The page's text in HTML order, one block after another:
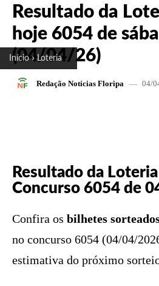
Início Loteria
Resultado da
hoje 6054 de
(04/04/26)
Redação Notícias Floripa 04/
Resultado da
Concurso 6054 de
Confira os bilhetes
no concurso 6054 (04/04/
estimativa do próximo